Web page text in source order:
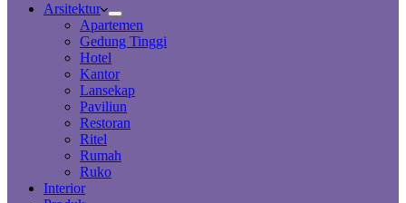
Arsitektur
Apartemen
Gedung Tinggi
Hotel
Kantor
Lansekap
Paviliun
Restoran
Ritel
Rumah
Ruko
Interior